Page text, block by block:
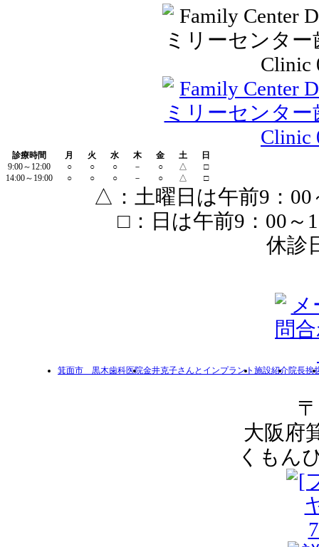
診療時間 月 火 水 木 金 土
日
9:00～12:00
○ ○ ○ － ○ △
□
14:00～19:00
○ ○ ○ － ○ △ □
△：土曜日は午前9：
□：日は午前9：00～
休診
院長挨
施設紹介
金井克子さんとインプラント
箕面市 黒木歯科医院
大阪府
くもん